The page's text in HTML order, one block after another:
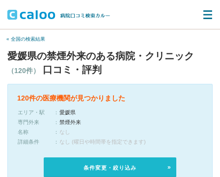
« 全国の検索結果
愛媛県の禁煙外来のある病院・クリニック
（120件） 口コミ・評判
120件の医療機関が見つかりました
エリア・駅
愛媛県
専門外来
禁煙外来
名称
なし
詳細条件
なし (曜日や時間帯を指定できます)
条件変更・絞り込み